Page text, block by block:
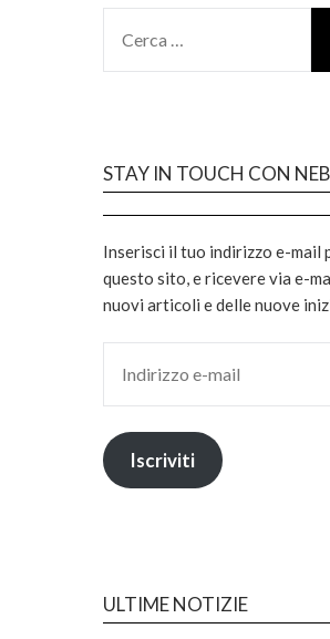
STAY IN TOUCH CON
Inserisci il tuo indirizzo e-mail
questo sito, e ricevere via e-
nuovi articoli e delle nuove
Iscriviti
ULTIME NOTIZIE